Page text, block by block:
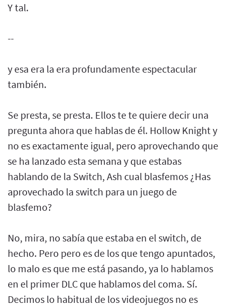
Y tal.
--
y esa era la era profundamente espectacular
también.
Se presta, se presta. Ellos te te quiere decir una
pregunta ahora que hablas de él. Hollow Knight y
no es exactamente igual, pero aprovechando que
se ha lanzado esta semana y que estabas
hablando de la Switch, Ash cual blasfemos ¿Has
aprovechado la switch para un juego de
blasfemo?
No, mira, no sabía que estaba en el switch, de
hecho. Pero pero es de los que tengo apuntados,
lo malo es que me está pasando, ya lo hablamos
en el primer DLC que hablamos del coma. Sí.
Decimos lo habitual de los videojuegos no es